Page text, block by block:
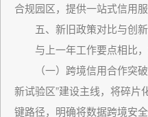
合规园区，提供一站式信用服
五、新旧政策对比与创
与上一年工作要点相比，
（一）跨境信用合作突破
新试验区”建设主线，将碎片
键路径，明确将数据跨境安